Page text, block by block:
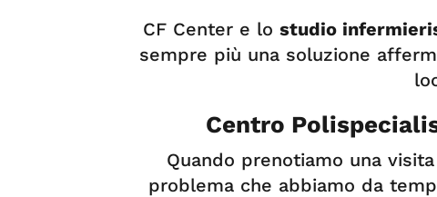
CF Center e lo studio
sempre più una soluzione
Centro
Quando prenotiamo una
problema che abbiamo da